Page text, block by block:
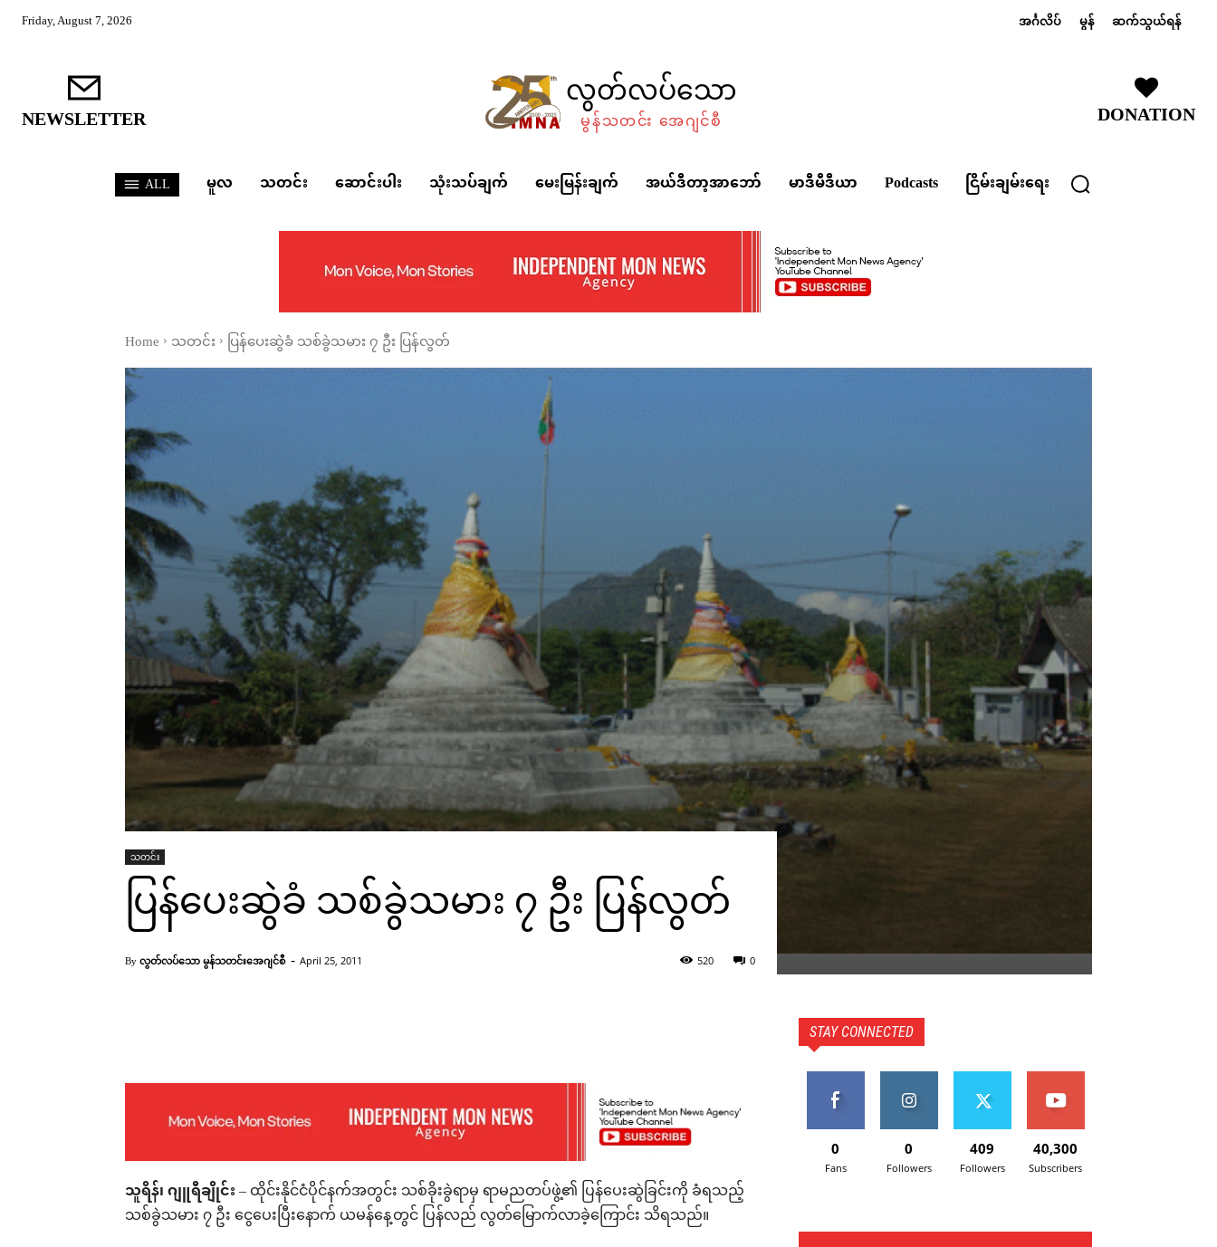
Friday, August 7, 2026 အင်္ဂလိပ် မွန် ဆက်သွယ်ရန်
NEWSLETTER လွတ်လပ်သော
မွန်သတင်း အေဂျင်စီ DONATION
ALL မူလ သတင်း ဆောင်းပါး သုံးသပ်ချက် မေးမြန်းချက် အယ်ဒီတာ့အာဘော် မာဒီမီဒီယာ Podcasts ငြိမ်းချမ်းရေး
Home သတင်း ပြန်ပေးဆွဲခံ သစ်ခွဲသမား ၇ ဦး ပြန်လွတ်
ဘုရားသုံးဆူမြို့ (လွတ်လပ်သော မွန်သတင်းအေဂျင်စီ)
သတင်း
ပြန်ပေးဆွဲခံ သစ်ခွဲသမား ၇ ဦး ပြန်လွတ်
By လွတ်လပ်သော မွန်သတင်းအေဂျင်စီ - April 25, 2011 0
520
သူရိန်၊ ဂျူရီချိုင်း– ထိုင်းနိုင်ငံပိုင်နက်အတွင်း သစ်ခိုးခွဲရာမှ ရာမညတပ်ဖွဲ့၏ ပြန်ပေးဆွဲခြင်းကို ခံရသည့်
သစ်ခွဲသမား ၇ ဦး ငွေပေးပြီးနောက် ယမန်နေ့တွင် ပြန်လည် လွတ်မြောက်လာခဲ့ကြောင်း သိရသည်။
STAY CONNECTED
0
Fans
0
Followers
409
Followers
40,300
Subscribers